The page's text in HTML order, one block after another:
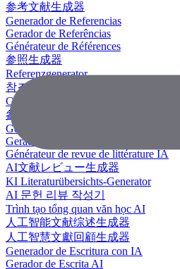
参考文献生成器
Generador de Referencias
Gerador de Referências
Générateur de Références
参照生成器
Referenzgenerator
참조 생성기
Công Cụ Tạo Tài Liệu Tham Khảo
參考文獻生成器
Generador de revisión literaria con IA
Gerador de Revisão de Literatura em IA
Générateur de revue de littérature IA
AI文献レビュー生成器
KI Literaturübersichts-Generator
AI 문헌 리뷰 작성기
Trình tạo tổng quan văn học AI
人工智能文献综述生成器
人工智慧文獻回顧生成器
Generador de Escritura con IA
Gerador de Escrita AI